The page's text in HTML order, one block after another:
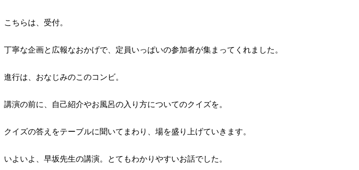
こちらは、受付。
丁寧な企画と広報なおかげで、定員いっぱいの参加者が集まってくれました。
進行は、おなじみのこのコンビ。
講演の前に、自己紹介やお風呂の入り方についてのクイズを。
クイズの答えをテーブルに聞いてまわり、場を盛り上げていきます。
いよいよ、早坂先生の講演。とてもわかりやすいお話でした。